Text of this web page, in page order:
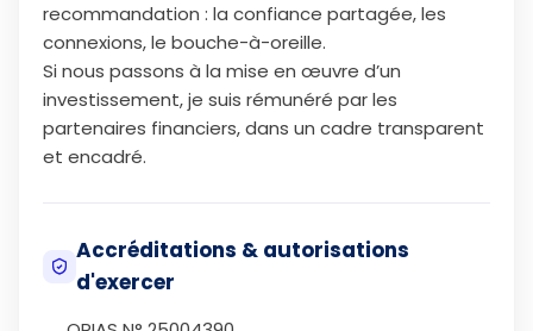
recommandation : la confiance partagée, les
connexions, le bouche-à-oreille.
Si nous passons à la mise en œuvre d’un
investissement, je suis rémunéré par les
partenaires financiers, dans un cadre transparent
et encadré.
Accréditations & autorisations
d'exercer